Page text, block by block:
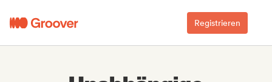
Registrieren